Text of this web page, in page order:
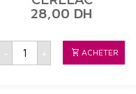
28,00 DH
-
quantité
CEREALES
+ ACHETER